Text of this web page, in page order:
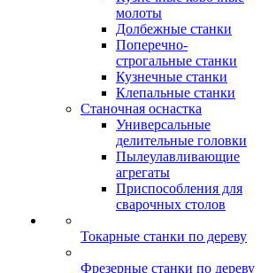
молоты
Долбежные станки
Поперечно-
строгальные станки
Кузнечные станки
Клепальные станки
Станочная оснастка
Универсальные
делительные головки
Пылеулавливающие
агрегаты
Приспособления для
сварочных столов
Токарные станки по дереву
Фрезерные станки по дереву